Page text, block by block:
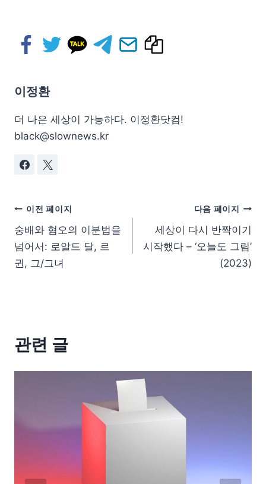
이정환
더 나은 세상이 가능하다. 이정환닷컴!
black@slownews.kr
이전 페이지
숭배와 혐오의 이분법을
넘어서: 로알드 달, 르
귄, 그/그녀
다음 페이지
세상이 다시 반짝이기
시작했다 – ‘오늘도 그림’
(2023)
관련 글